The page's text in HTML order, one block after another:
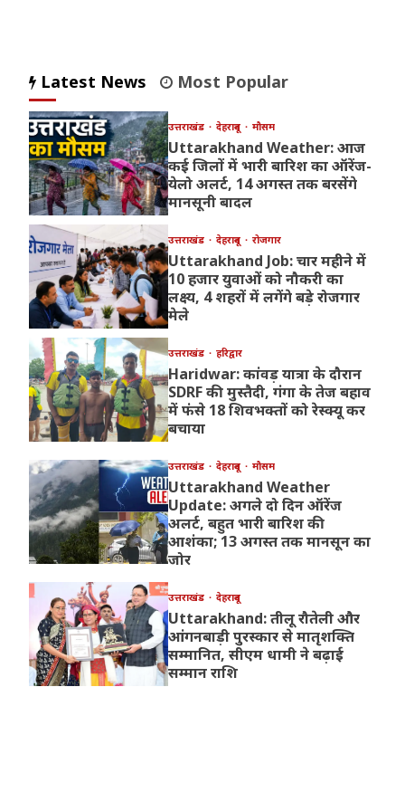
Latest News Most Popular
उत्तराखंड देहरादून मौसम
Uttarakhand Weather: आज
कई जिलों में भारी बारिश का ऑरेंज-
येलो अलर्ट, 14 अगस्त तक बरसेंगे
मानसूनी बादल
उत्तराखंड देहरादून रोजगार
Uttarakhand Job: चार महीने में
10 हजार युवाओं को नौकरी का
लक्ष्य, 4 शहरों में लगेंगे बड़े रोजगार
मेले
उत्तराखंड हरिद्वार
Haridwar: कांवड़ यात्रा के दौरान
SDRF की मुस्तैदी, गंगा के तेज बहाव
में फंसे 18 शिवभक्तों को रेस्क्यू कर
बचाया
उत्तराखंड देहरादून मौसम
Uttarakhand Weather
Update: अगले दो दिन ऑरेंज
अलर्ट, बहुत भारी बारिश की
आशंका; 13 अगस्त तक मानसून का
जोर
उत्तराखंड देहरादून
Uttarakhand: तीलू रौतेली और
आंगनबाड़ी पुरस्कार से मातृशक्ति
सम्मानित, सीएम धामी ने बढ़ाई
सम्मान राशि